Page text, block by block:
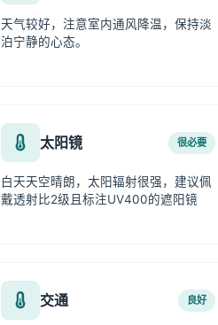
天气较好，注意室内通风降温，保持淡
泊宁静的心态。
太阳镜 很必要
白天天空晴朗，太阳辐射很强，建议佩
戴透射比2级且标注UV400的遮阳镜
交通 良好